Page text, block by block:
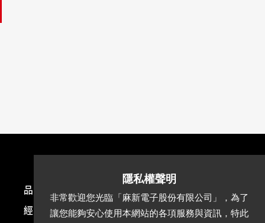
非常歡迎您光臨「麻新電子股份有限公司」，為了
讓您能夠安心使用本網站的各項服務與資訊，特此
品質認證
經銷據點 說明書下載 APP